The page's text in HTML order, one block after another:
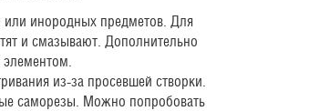
инородных предметов. Для
и смазывают. Дополнительно
элементом.
из-за просевшей створки.
саморезы. Можно попробовать